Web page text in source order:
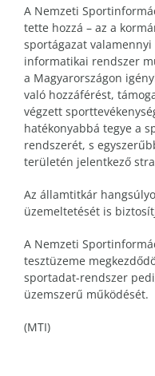
A Nemzeti
tette hozzá – az a
sportágazat
informatikai rendszer
a Magyarországon
való hozzáférést,
végzett
hatékonyabbá tegye a
rendszerét, s
területén jelentkező
Az államtitkár
üzemeltetését is
A Nemzeti
tesztüzeme
sportadat-rendszer
üzemszerű működését.
(MTI)